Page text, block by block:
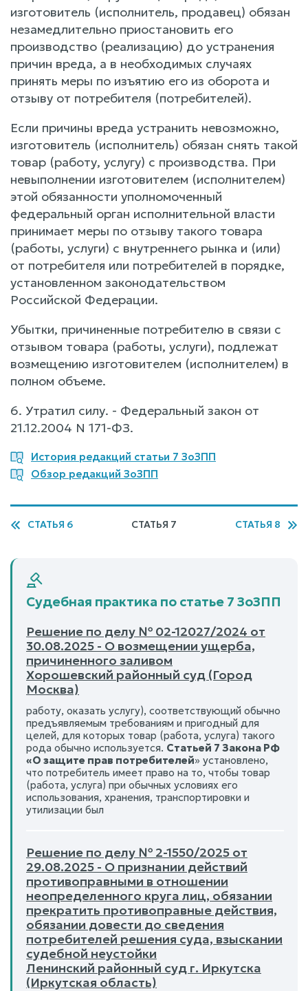
изготовитель (исполнитель, продавец) обязан
незамедлительно приостановить его
производство (реализацию) до устранения
причин вреда, а в необходимых случаях
принять меры по изъятию его из оборота и
отзыву от потребителя (потребителей).
Если причины вреда устранить невозможно,
изготовитель (исполнитель) обязан снять такой
товар (работу, услугу) с производства. При
невыполнении изготовителем (исполнителем)
этой обязанности уполномоченный
федеральный орган исполнительной власти
принимает меры по отзыву такого товара
(работы, услуги) с внутреннего рынка и (или)
от потребителя или потребителей в порядке,
установленном законодательством
Российской Федерации.
Убытки, причиненные потребителю в связи с
отзывом товара (работы, услуги), подлежат
возмещению изготовителем (исполнителем) в
полном объеме.
6. Утратил силу. - Федеральный закон от
21.12.2004 N 171-ФЗ.
История редакций статьи 7 ЗоЗПП
Обзор редакций ЗоЗПП
СТАТЬЯ 6 СТАТЬЯ 7 СТАТЬЯ 8
Судебная практика по статье 7 ЗоЗПП
Решение по делу № 02-12027/2024 от
30.08.2025 - О возмещении ущерба,
причиненного заливом
Хорошевский районный суд (Город
Москва)
работу, оказать услугу), соответствующий обычно
предъявляемым требованиям и пригодный для
целей, для которых товар (работа, услуга) такого
рода обычно используется. Статьей 7 Закона РФ
«О защите прав потребителей» установлено,
что потребитель имеет право на то, чтобы товар
(работа, услуга) при обычных условиях его
использования, хранения, транспортировки и
утилизации был
Решение по делу № 2-1550/2025 от
29.08.2025 - О признании действий
противоправными в отношении
неопределенного круга лиц, обязании
прекратить противоправные действия,
обязании довести до сведения
потребителей решения суда, взыскании
судебной неустойки
Ленинский районный суд г. Иркутска
(Иркутская область)